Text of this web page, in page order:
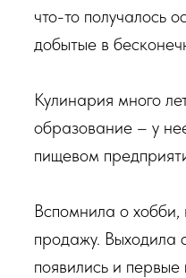
что-то получалось
добытые в
Кулинария много
образование – у
пищевом
Вспомнила о
продажу. Выходила
появились и